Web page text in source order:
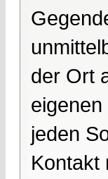
der Ort
jeden
Kontakt